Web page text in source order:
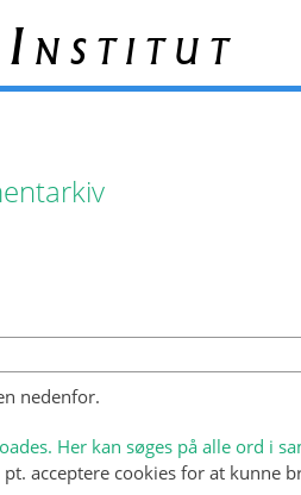
nedenfor.
Her kan søges på alle ord i
acceptere cookies for at kunne